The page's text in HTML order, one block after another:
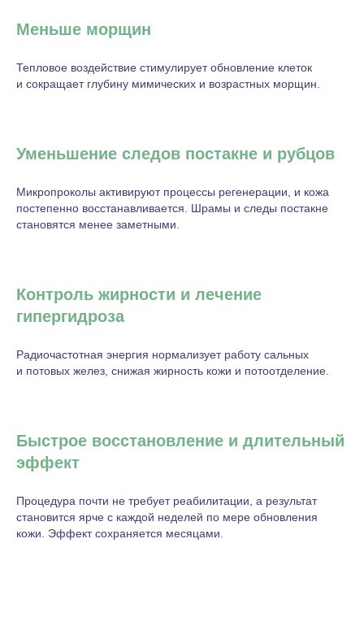
Меньше морщин
Тепловое воздействие стимулирует обновление клеток
и сокращает глубину мимических и возрастных морщин.
Уменьшение следов постакне и рубцов
Микропроколы активируют процессы регенерации, и кожа
постепенно восстанавливается. Шрамы и следы постакне
становятся менее заметными.
Контроль жирности и лечение
гипергидроза
Радиочастотная энергия нормализует работу сальных
и потовых желез, снижая жирность кожи и потоотделение.
Быстрое восстановление и длительный
эффект
Процедура почти не требует реабилитации, а результат
становится ярче с каждой неделей по мере обновления
кожи. Эффект сохраняется месяцами.